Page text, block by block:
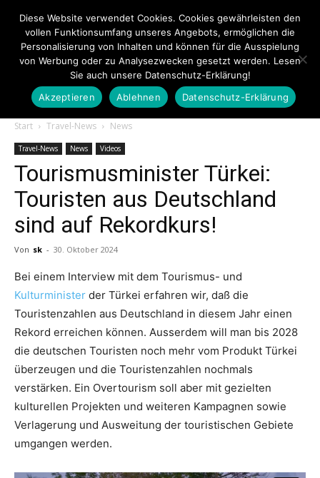
Touristiknews.de
|
Touristiknews
und
Start Travel-News News
Travel-News News Videos
Tourismusminister Türkei:
Touristen aus Deutschland
sind auf Rekordkurs!
Von sk - 30. Oktober 2024
Bei einem Interview mit dem Tourismus- und
Kulturminister der Türkei erfahren wir, daß die
Touristenzahlen aus Deutschland in diesem Jahr einen
Rekord erreichen können. Ausserdem will man bis 2028
die deutschen Touristen noch mehr vom Produkt Türkei
überzeugen und die Touristenzahlen nochmals
verstärken. Ein Overtourism soll aber mit gezielten
kulturellen Projekten und weiteren Kampagnen sowie
Verlagerung und Ausweitung der touristischen Gebiete
umgangen werden.
Diese Website verwendet Cookies. Cookies gewährleisten den
vollen Funktionsumfang unseres Angebots, ermöglichen die
Personalisierung von Inhalten und können für die Ausspielung
von Werbung oder zu Analysezwecken gesetzt werden. Lesen
Sie auch unsere Datenschutz-Erklärung!
Akzeptieren
Ablehnen Datenschutz-Erklärung